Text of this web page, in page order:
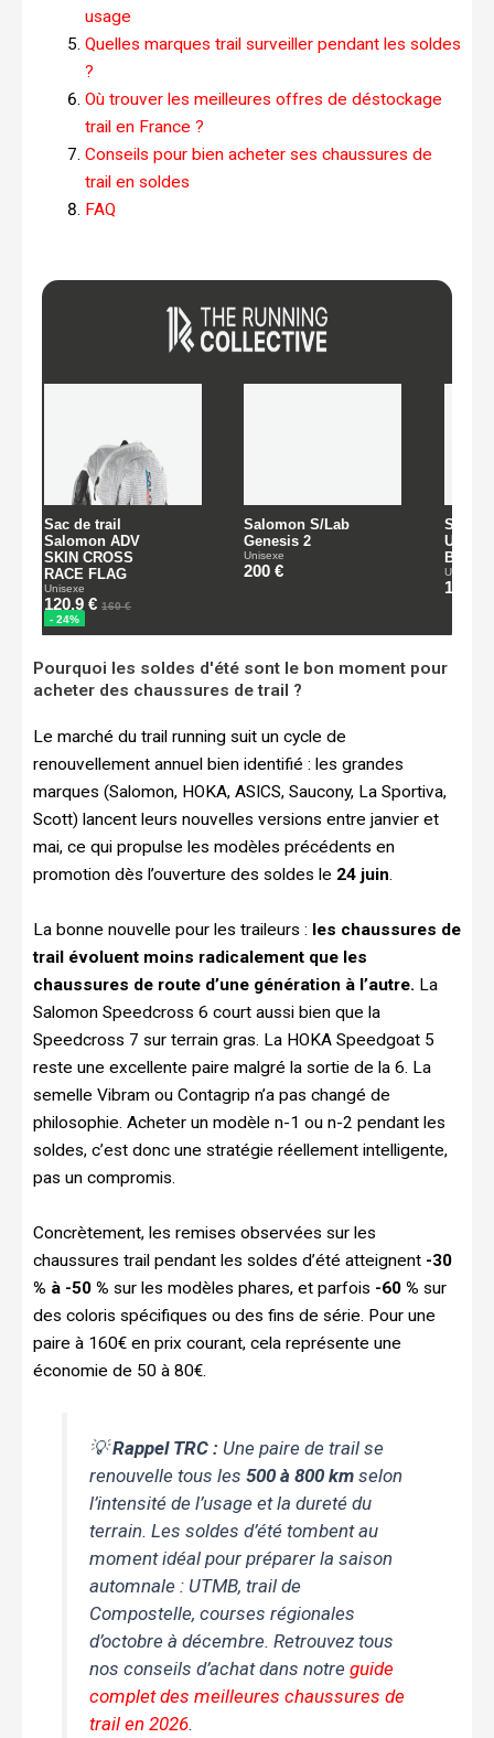
usage
Quelles marques trail surveiller pendant les soldes
?
Où trouver les meilleures offres de déstockage
trail en France ?
Conseils pour bien acheter ses chaussures de
trail en soldes
FAQ
Pourquoi les soldes d'été sont le bon moment pour
acheter des chaussures de trail ?
Le marché du trail running suit un cycle de
renouvellement annuel bien identifié : les grandes
marques (Salomon, HOKA, ASICS, Saucony, La Sportiva,
Scott) lancent leurs nouvelles versions entre janvier et
mai, ce qui propulse les modèles précédents en
promotion dès l’ouverture des soldes le 24 juin.
La bonne nouvelle pour les traileurs : les chaussures de
trail évoluent moins radicalement que les
chaussures de route d’une génération à l’autre. La
Salomon Speedcross 6 court aussi bien que la
Speedcross 7 sur terrain gras. La HOKA Speedgoat 5
reste une excellente paire malgré la sortie de la 6. La
semelle Vibram ou Contagrip n’a pas changé de
philosophie. Acheter un modèle n-1 ou n-2 pendant les
soldes, c’est donc une stratégie réellement intelligente,
pas un compromis.
Concrètement, les remises observées sur les
chaussures trail pendant les soldes d’été atteignent -30
% à -50 % sur les modèles phares, et parfois -60 % sur
des coloris spécifiques ou des fins de série. Pour une
paire à 160€ en prix courant, cela représente une
économie de 50 à 80€.
💡Rappel TRC : Une paire de trail se
renouvelle tous les 500 à 800 kmselon
l’intensité de l’usage et la dureté du
terrain. Les soldes d’été tombent au
moment idéal pour préparer la saison
automnale : UTMB, trail de
Compostelle, courses régionales
d’octobre à décembre. Retrouvez tous
nos conseils d’achat dans notre guide
complet des meilleures chaussures de
trail en 2026.